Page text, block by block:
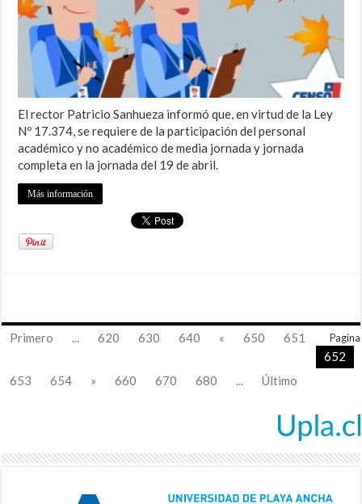
El rector Patricio Sanhueza informó que, en virtud de la Ley
Nº 17.374, se requiere de la participación del personal
académico y no académico de media jornada y jornada
completa en la jornada del 19 de abril.
Más información
Pagina
Primero ... 620 630 640 « 650
651
652
653
654 » 660 670 680 ... Último